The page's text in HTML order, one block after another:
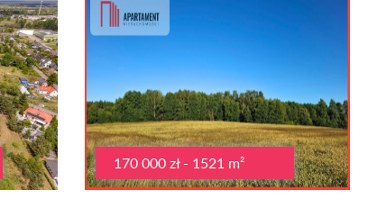
170 000 zł - 1521 m²